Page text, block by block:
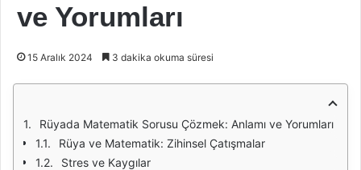
ve Yorumları
15 Aralık 2024 3 dakika okuma süresi
Rüyada Matematik Sorusu Çözmek: Anlamı ve Yorumları
Rüya ve Matematik: Zihinsel Çatışmalar
Stres ve Kaygılar